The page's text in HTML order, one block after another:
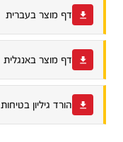
דף מוצר בעברית
דף מוצר באנגלית
הורד גיליון בטיחות